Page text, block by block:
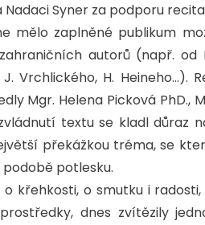
Nadaci Syner za podporu
mělo zaplněné publikum
autorů (např. od
J. Vrchlického, H.
Mgr. Helena Picková PhD.,
textu se kladl důraz
překážkou tréma, se
potlesku.
o křehkosti, o smutku i
dnes zvítězily